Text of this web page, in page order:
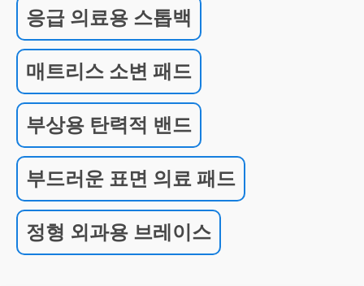
응급 의료용 스톱백
매트리스 소변 패드
부상용 탄력적 밴드
부드러운 표면 의료 패드
정형 외과용 브레이스